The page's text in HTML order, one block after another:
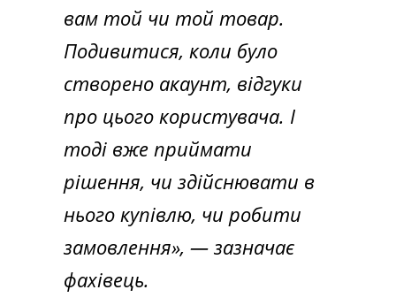
вам той чи той товар.
Подивитися, коли було
створено акаунт, відгуки
про цього користувача. І
тоді вже приймати
рішення, чи здійснювати в
нього купівлю, чи робити
замовлення», — зазначає
фахівець.